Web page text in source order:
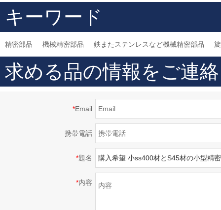
などの機械加工 ました部品
キーワード
精密部品 機械精密部品 鉄またステンレスなど機械精密部品
求める品の情報をご連
*Email
携帯電話
*題名
*内容